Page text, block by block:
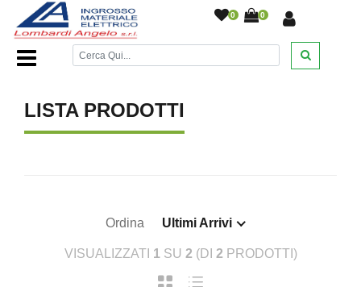
0 0
Home Page//
LISTA PRODOTTI
Ordina Ultimi Arrivi
VISUALIZZATI 1 SU 2 (DI 2 PRODOTTI)